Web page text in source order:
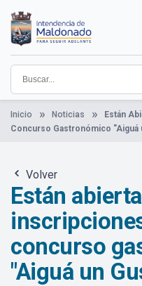
contenido
principal
Institucional
Municipios
Descubre Maldonado
Comunicación
Servicios
Guía De Trámites
Ver Noticias
Inicio Noticias
Están
Concurso Gastronómico "Aiguá
Volver
Están
concurso
"Aiguá un